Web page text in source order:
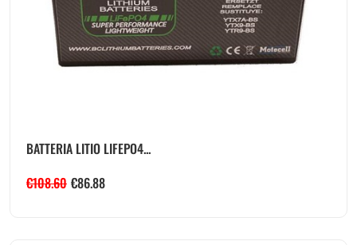
BATTERIA LITIO LIFEPO4...
€108.60 €86.88